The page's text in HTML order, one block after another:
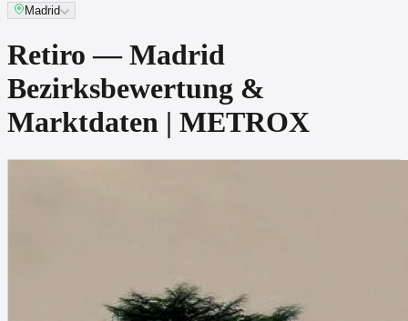
Madrid
Retiro — Madrid
Bezirksbewertung &
Marktdaten | METROX